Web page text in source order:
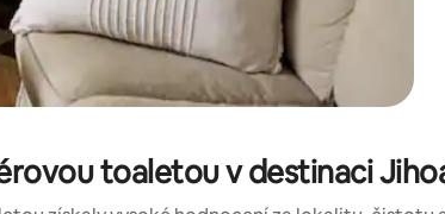
toaletou v destinaci